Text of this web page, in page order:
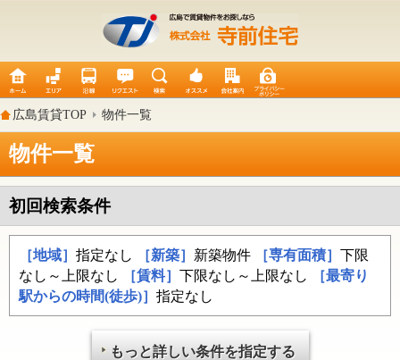
広島賃貸TOP 物件一覧
物件一覧
初回検索条件
［地域］ 指定なし ［新築］ 新築物件 ［専有面積］ 下限
なし～上限なし
［賃料］ 下限なし～上限なし
［最寄り
駅からの時間(徒歩)］ 指定なし
もっと詳しい条件を指定する